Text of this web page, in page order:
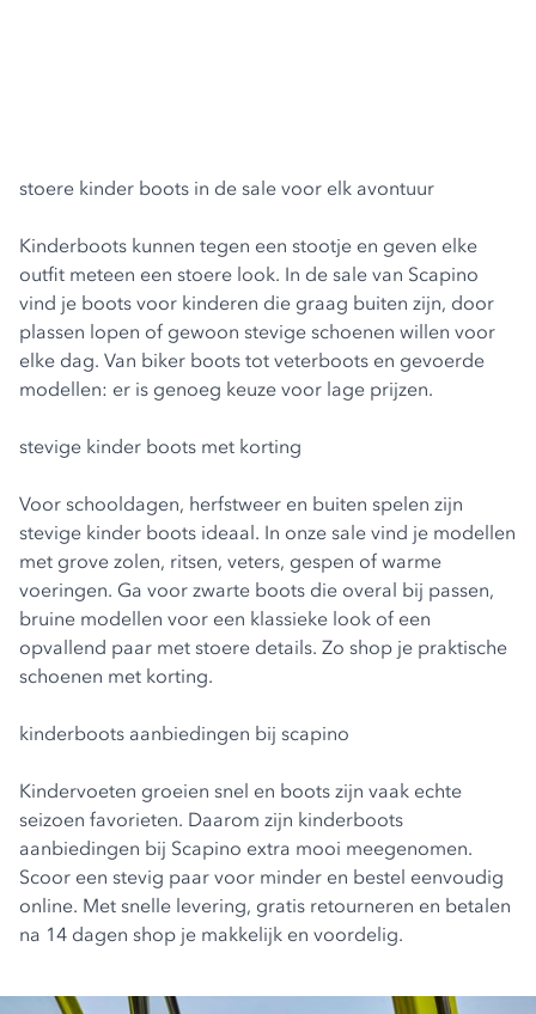
stoere kinder boots in de sale voor elk avontuur
Kinderboots kunnen tegen een stootje en geven elke
outfit meteen een stoere look. In de sale van Scapino
vind je boots voor kinderen die graag buiten zijn, door
plassen lopen of gewoon stevige schoenen willen voor
elke dag. Van biker boots tot veterboots en gevoerde
modellen: er is genoeg keuze voor lage prijzen.
stevige kinder boots met korting
Voor schooldagen, herfstweer en buiten spelen zijn
stevige kinder boots ideaal. In onze sale vind je modellen
met grove zolen, ritsen, veters, gespen of warme
voeringen. Ga voor zwarte boots die overal bij passen,
bruine modellen voor een klassieke look of een
opvallend paar met stoere details. Zo shop je praktische
schoenen met korting.
kinderboots aanbiedingen bij scapino
Kindervoeten groeien snel en boots zijn vaak echte
seizoen favorieten. Daarom zijn kinderboots
aanbiedingen bij Scapino extra mooi meegenomen.
Scoor een stevig paar voor minder en bestel eenvoudig
online. Met snelle levering, gratis retourneren en betalen
na 14 dagen shop je makkelijk en voordelig.